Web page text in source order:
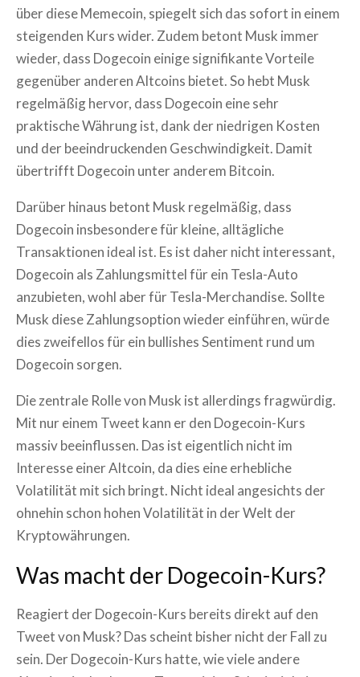
über diese Memecoin, spiegelt sich das sofort in einem
steigenden Kurs wider. Zudem betont Musk immer
wieder, dass Dogecoin einige signifikante Vorteile
gegenüber anderen Altcoins bietet. So hebt Musk
regelmäßig hervor, dass Dogecoin eine sehr
praktische Währung ist, dank der niedrigen Kosten
und der beeindruckenden Geschwindigkeit. Damit
übertrifft Dogecoin unter anderem Bitcoin.
Darüber hinaus betont Musk regelmäßig, dass
Dogecoin insbesondere für kleine, alltägliche
Transaktionen ideal ist. Es ist daher nicht interessant,
Dogecoin als Zahlungsmittel für ein Tesla-Auto
anzubieten, wohl aber für Tesla-Merchandise. Sollte
Musk diese Zahlungsoption wieder einführen, würde
dies zweifellos für ein bullishes Sentiment rund um
Dogecoin sorgen.
Die zentrale Rolle von Musk ist allerdings fragwürdig.
Mit nur einem Tweet kann er den Dogecoin-Kurs
massiv beeinflussen. Das ist eigentlich nicht im
Interesse einer Altcoin, da dies eine erhebliche
Volatilität mit sich bringt. Nicht ideal angesichts der
ohnehin schon hohen Volatilität in der Welt der
Kryptowährungen.
Was macht der Dogecoin-Kurs?
Reagiert der Dogecoin-Kurs bereits direkt auf den
Tweet von Musk? Das scheint bisher nicht der Fall zu
sein. Der Dogecoin-Kurs hatte, wie viele andere